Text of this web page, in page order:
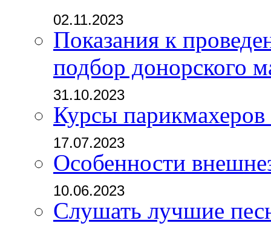
02.11.2023
Показания к
подбор донорского
31.10.2023
Курсы
17.07.2023
Особенности
10.06.2023
Слушать лучшие